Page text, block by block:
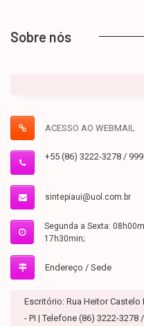
Sobre nós
ACESSO AO WEBMAIL
+55 (86) 3222-3278 /
sintepiaui@uol.com.br
Segunda a Sexta:
17h30min;
Endereço / Sede
Escritório: Rua Heitor Castelo
- PI | Telefone (86) 3222-3278